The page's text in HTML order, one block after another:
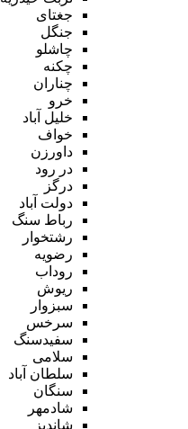
جغتای
جنگل
چاشلو
چکنه
چناران
خرو
خلیل آباد
خواف
داورزن
در رود
درگز
دولت آباد
رباط سنگ
رشتخوار
رضویه
روداب
ریوش
سبزوار
سرخس
سفیدسنگ
سلامی
سلطان آباد
سنگان
شادمهر
شاندیز